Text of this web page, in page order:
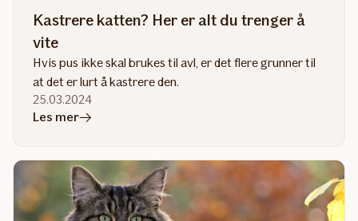
Kastrere katten? Her er alt du trenger å
vite
Hvis pus ikke skal brukes til avl, er det flere grunner til
at det er lurt å kastrere den.
25.03.2024
Les meri
katten?
Her
er